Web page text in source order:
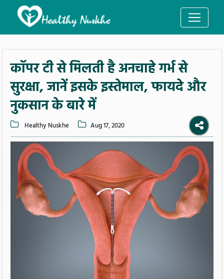
कॉपर टी से मिलती है अनचाहे गर्भ से
सुरक्षा, जानें इसके इस्तेमाल, फायदे और
नुकसान के बारे में
Healthy Nuskhe Aug 17, 2020